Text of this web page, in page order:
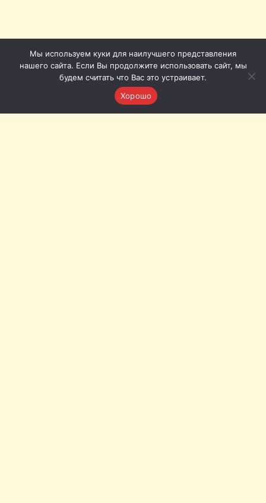
Мы используем куки для наилучшего представления
нашего сайта. Если Вы продолжите использовать сайт, мы
будем считать что Вас это устраивает.
Хорошо